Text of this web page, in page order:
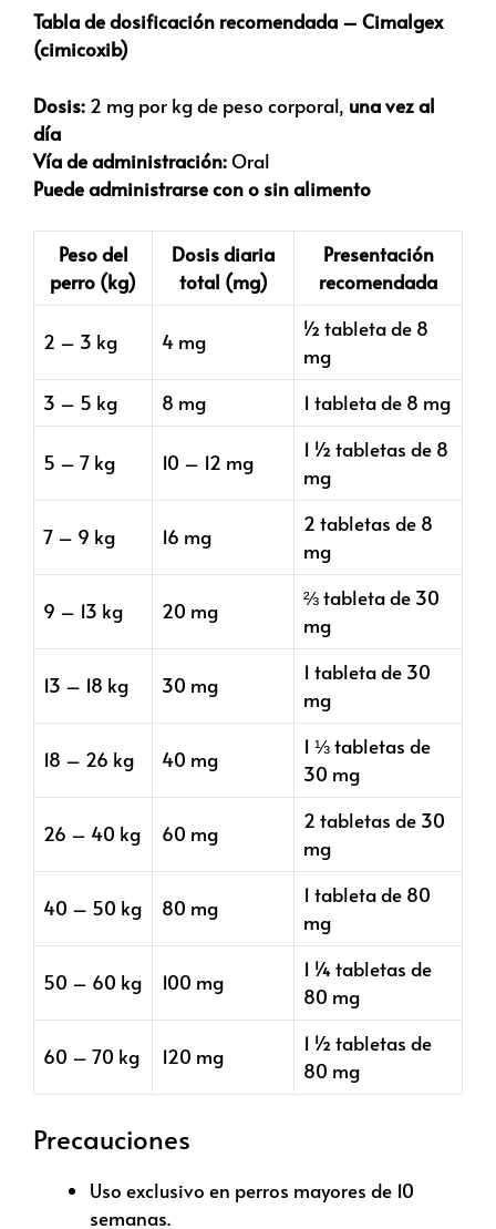
Tabla de dosificación recomendada – Cimalgex
(cimicoxib)
Dosis: 2 mg por kg de peso corporal, una vez al
día
Vía de administración:Oral
Puede administrarse con o sin alimento
Peso del
perro (kg)
Dosis diaria
total (mg)
Presentación
recomendada
2 – 3 kg 4 mg
½ tableta de 8
mg
3 – 5 kg
8 mg 1 tableta de 8 mg
5 – 7 kg 10 – 12 mg
1 ½ tabletas de 8
mg
7 – 9 kg 16 mg
2 tabletas de 8
mg
9 – 13 kg 20 mg
⅔ tableta de 30
mg
13 – 18 kg 30 mg
1 tableta de 30
mg
18 – 26 kg 40 mg
1 ⅓ tabletas de
30 mg
26 – 40 kg 60 mg
2 tabletas de 30
mg
40 – 50 kg 80 mg
1 tableta de 80
mg
50 – 60 kg 100 mg
1 ¼ tabletas de
80 mg
60 – 70 kg 120 mg
1 ½ tabletas de
80 mg
Precauciones
Uso exclusivo en perros mayores de 10
semanas.